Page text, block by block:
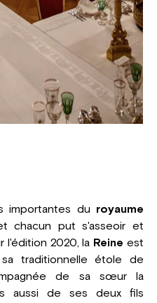
importantes du royaume
chacun put s'asseoir et
l'édition 2020, la Reine est
traditionnelle étole de
de sa sœur la
aussi de ses deux fils